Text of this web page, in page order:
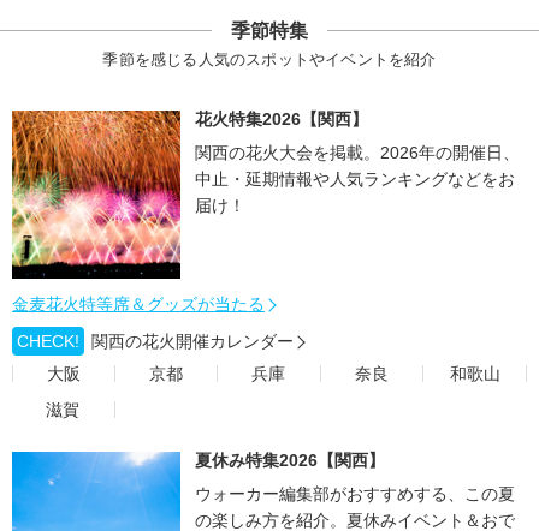
季節特集
季節を感じる人気のスポットやイベントを紹介
花火特集2026【関西】
関西の花火大会を掲載。2026年の開催日、
中止・延期情報や人気ランキングなどをお
届け！
金麦花火特等席＆グッズが当たる
CHECK!
関西の花火開催カレンダー
大阪
京都 兵庫 奈良
和歌山
滋賀
夏休み特集2026【関西】
ウォーカー編集部がおすすめする、この夏
の楽しみ方を紹介。夏休みイベント＆おで